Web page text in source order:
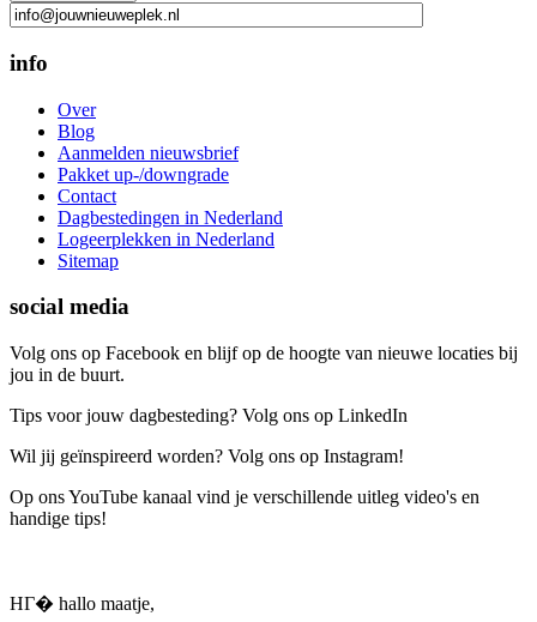
info
Over
Blog
Aanmelden nieuwsbrief
Pakket up-/downgrade
Contact
Dagbestedingen in Nederland
Logeerplekken in Nederland
Sitemap
social media
Volg ons op Facebook en blijf op de hoogte van nieuwe locaties bij
jou in de buurt.
Tips voor jouw dagbesteding? Volg ons op LinkedIn
Wil jij geïnspireerd worden? Volg ons op Instagram!
Op ons YouTube kanaal vind je verschillende uitleg video's en
handige tips!
HГ� hallo maatje,